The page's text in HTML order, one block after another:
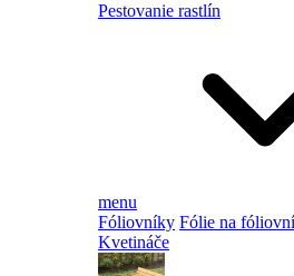
Pestovanie rastlín
menu
Fóliovníky Fólie na
Kvetináče